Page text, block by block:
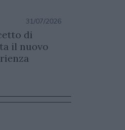
31/07/2026
di
il nuovo